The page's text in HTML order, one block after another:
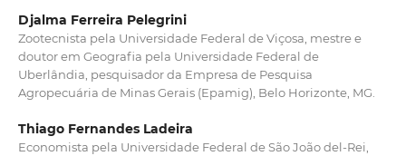
Djalma Ferreira Pelegrini
Zootecnista pela Universidade Federal de Viçosa, mestre e
doutor em Geografia pela Universidade Federal de
Uberlândia, pesquisador da Empresa de Pesquisa
Agropecuária de Minas Gerais (Epamig), Belo Horizonte, MG.
Thiago Fernandes Ladeira
Economista pela Universidade Federal de São João del-Rei,